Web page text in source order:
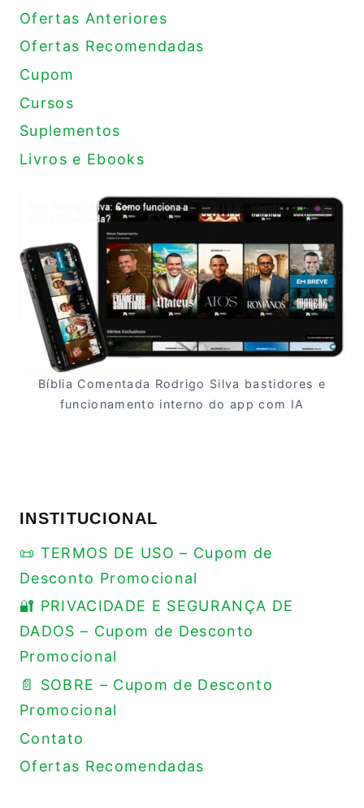
Ofertas Anteriores
Ofertas Recomendadas
Cupom
Cursos
Suplementos
Livros e Ebooks
Bíblia Comentada Rodrigo Silva bastidores e
funcionamento interno do app com IA
INSTITUCIONAL
📜 TERMOS DE USO – Cupom de
Desconto Promocional
🔐 PRIVACIDADE E SEGURANÇA DE
DADOS – Cupom de Desconto
Promocional
📄 SOBRE – Cupom de Desconto
Promocional
Contato
Ofertas Recomendadas